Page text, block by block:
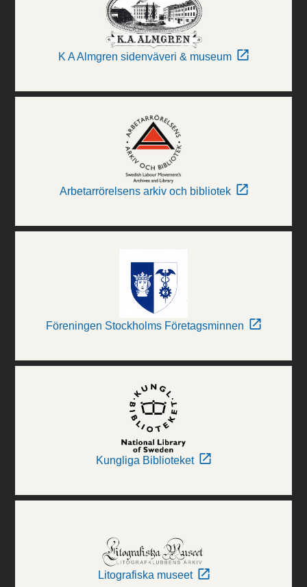
K A Almgren sidenväveri & museum
Arbetarrörelsens arkiv och bibliotek
Föreningen Stockholms Företagsminnen
Kungliga Biblioteket
Litografiska museet